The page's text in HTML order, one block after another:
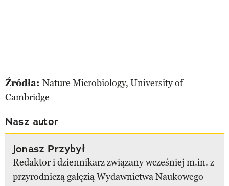
Źródła: Nature Microbiology, University of
Cambridge
Nasz autor
Jonasz Przybył
Redaktor i dziennikarz związany wcześniej m.in. z
przyrodniczą gałęzią Wydawnictwa Naukowego